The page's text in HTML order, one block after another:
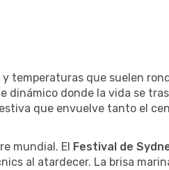
temperaturas que suelen
dinámico donde la vida se
que envuelve tanto el
mundial. El Festival de
al atardecer. La brisa